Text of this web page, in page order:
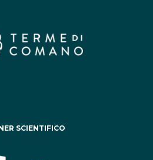
SCIENTIFICO